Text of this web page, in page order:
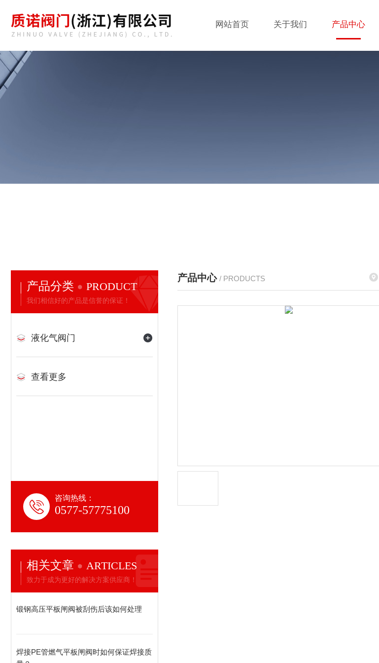
网站首页 关于我们 产品中心
产品分类 PRODUCT
我们相信好的产品是信誉的保证！
液化气阀门
查看更多
咨询热线：
0577-57775100
相关文章 ARTICLES
致力于成为更好的解决方案供应商！
锻钢高压平板闸阀被刮伤后该如何处理
焊接PE管燃气平板闸阀时如何保证焊接质
产品中心 / PRODUCTS